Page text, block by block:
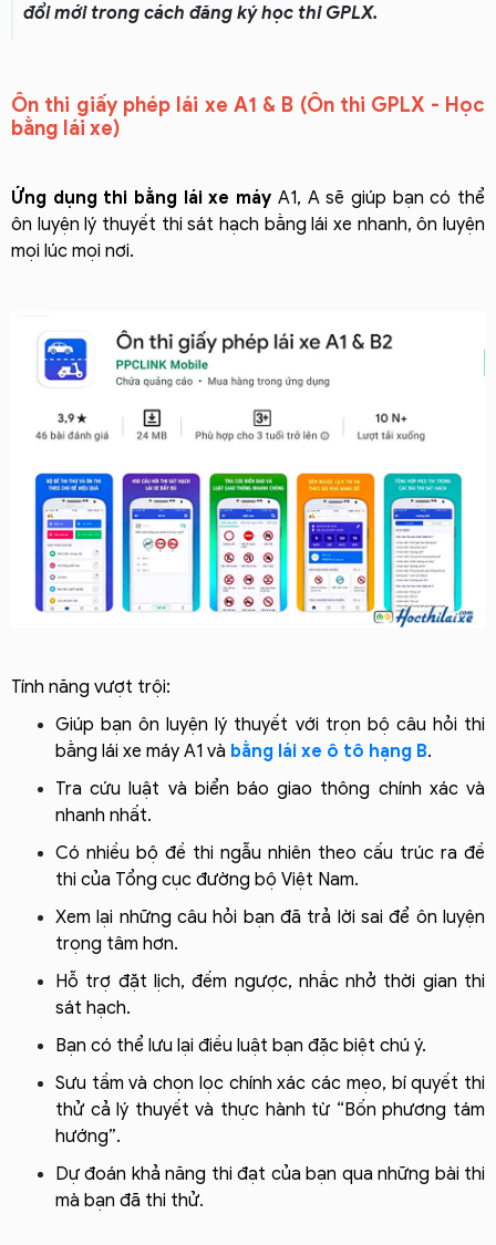
đổi mới trong cách đăng ký học thi GPLX.
Ôn thi giấy phép lái xe A1 & B (Ôn thi GPLX - Học
bằng lái xe)
Ứng dụng thi bằng lái xe máy A1, A sẽ giúp bạn có thể
ôn luyện lý thuyết thi sát hạch bằng lái xe nhanh, ôn luyện
mọi lúc mọi nơi.
Tính năng vượt trội:
Giúp bạn ôn luyện lý thuyết với trọn bộ câu hỏi thi
bằng lái xe máy A1 và bằng lái xe ô tô hạng B.
Tra cứu luật và biển báo giao thông chính xác và
nhanh nhất.
Có nhiều bộ đề thi ngẫu nhiên theo cấu trúc ra đề
thi của Tổng cục đường bộ Việt Nam.
Xem lại những câu hỏi bạn đã trả lời sai để ôn luyện
trọng tâm hơn.
Hỗ trợ đặt lịch, đếm ngược, nhắc nhở thời gian thi
sát hạch.
Bạn có thể lưu lại điều luật bạn đặc biệt chú ý.
Sưu tầm và chọn lọc chính xác các mẹo, bí quyết thi
thử cả lý thuyết và thực hành từ “Bốn phương tám
hướng”.
Dự đoán khả năng thi đạt của bạn qua những bài thi
mà bạn đã thi thử.